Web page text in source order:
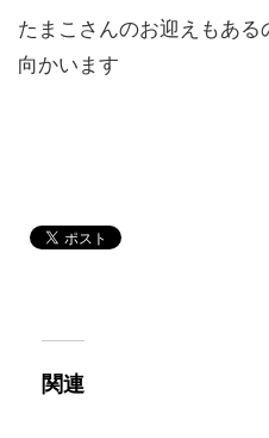
たまこさんのお迎えもあ
向かいます
関連